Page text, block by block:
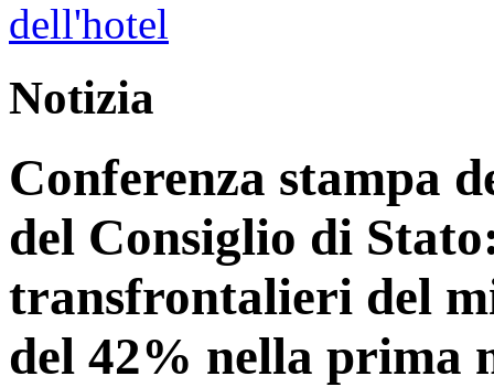
Notizia
Conferenza stampa
del Consiglio di
transfrontalieri del
del 42% nella prima